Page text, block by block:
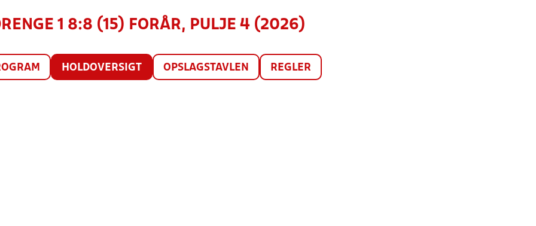
1 8:8 (15) FORÅR, PULJE 4 (2026)
HOLDOVERSIGT OPSLAGSTAVLEN REGLER